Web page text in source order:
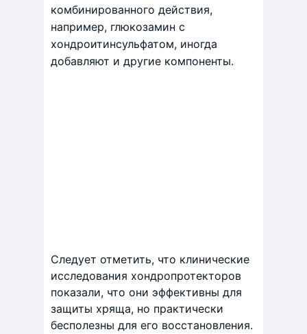
комбинированного действия,
например, глюкозамин с
хондроитинсульфатом, иногда
добавляют и другие компоненты.
Следует отметить, что клинические
исследования хондропротекторов
показали, что они эффективны для
защиты хряща, но практически
бесполезны для его восстановления.